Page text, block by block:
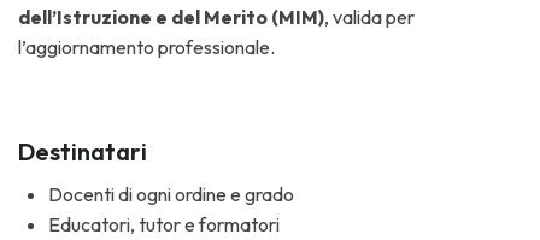
dell’Istruzione e del Merito (MIM), valida per
l’aggiornamento professionale.
Destinatari
Docenti di ogni ordine e grado
Educatori, tutor e formatori